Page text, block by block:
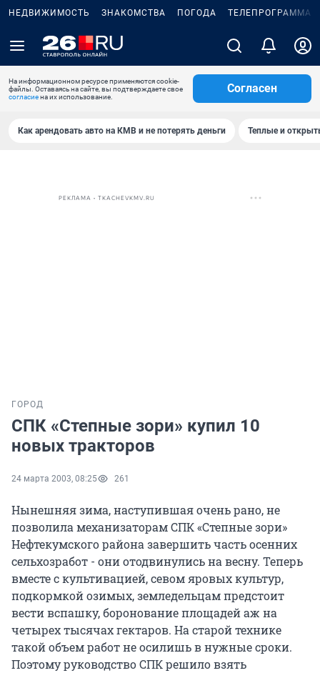
НЕДВИЖИМОСТЬ ЗНАКОМСТВА ПОГОДА ТЕЛЕПРОГРАММА
На информационном ресурсе применяются cookie-
файлы. Оставаясь на сайте, вы подтверждаете свое
согласиена их использование.
Согласен
Как арендовать авто на КМВ и не потерять деньги Теплые и
РЕКЛАМА • TKACHEVKMV.RU
ГОРОД
СПК «Степные зори» купил 10
новых тракторов
24 марта 2003, 08:25 261
Нынешняя зима, наступившая очень рано, не
позволила механизаторам СПК «Степные зори»
Нефтекумского района завершить часть осенних
сельхозработ - они отодвинулись на весну. Теперь
вместе с культивацией, севом яровых культур,
подкормкой озимых, земледельцам предстоит
вести вспашку, боронование площадей аж на
четырех тысячах гектаров. На старой технике
такой объем работ не осилишь в нужные сроки.
Поэтому руководство СПК решило взять